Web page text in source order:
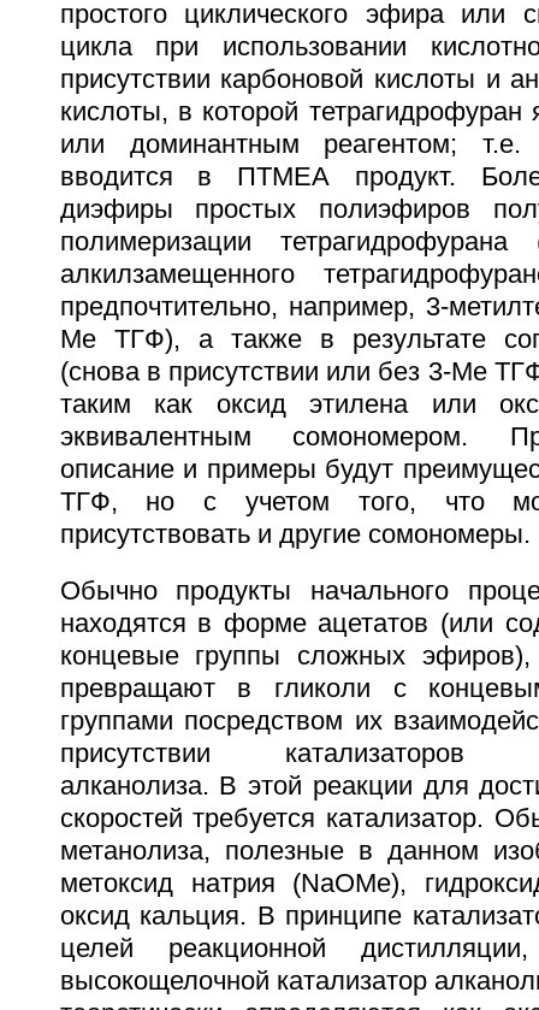
простого циклического эфира или
цикла при использовании
присутствии карбоновой кислоты и
кислоты, в которой
или доминантным реагентом;
вводится в ПТМЕА продукт.
диэфиры простых полиэфиров
полимеризации
алкилзамещенного
предпочтительно, например, 3-
Me ТГФ), а также в результате
(снова в присутствии или без 3-Me
таким как оксид этилена или
эквивалентным сомономером.
описание и примеры будут
ТГФ, но с учетом того, что
присутствовать и другие сомономеры.
Обычно продукты начального
находятся в форме ацетатов (или
концевые группы сложных эфиров),
превращают в гликоли с
группами посредством их
присутствии катализаторов
алканолиза. В этой реакции для
скоростей требуется катализатор.
метанолиза, полезные в данном
метоксид натрия (NaOMe),
оксид кальция. В принципе
целей реакционной
высокощелочной катализатор